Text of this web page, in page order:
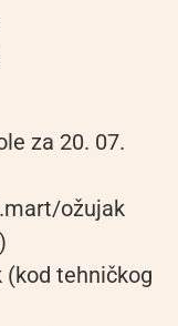
za 20. 07.
ožujak
(kod tehničkog